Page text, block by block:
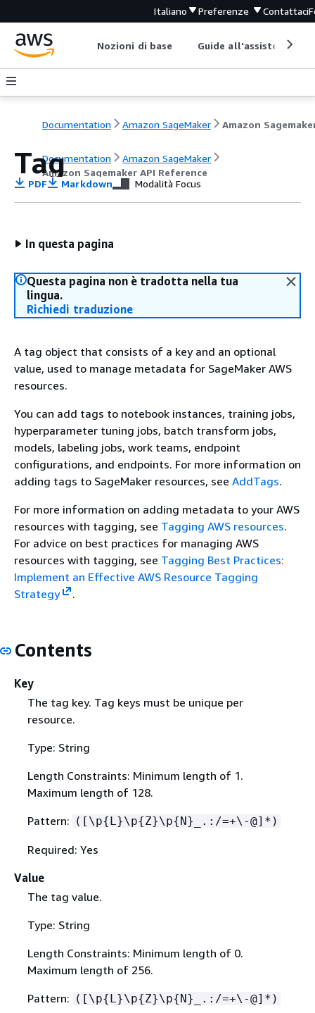
Italiano Preferenze Contattaci
Nozioni di base Guide all'assistenza
Documentation Amazon SageMaker
Documentation
Amazon SageMaker
Amazon Sagemaker API Reference
Tag
PDF Markdown Modalità Focus
In questa pagina
Questa pagina non è tradotta nella tua
lingua.
Richiedi traduzione
A tag object that consists of a key and an optional
value, used to manage metadata for SageMaker AWS
resources.
You can add tags to notebook instances, training jobs,
hyperparameter tuning jobs, batch transform jobs,
models, labeling jobs, work teams, endpoint
configurations, and endpoints. For more information on
adding tags to SageMaker resources, see AddTags.
For more information on adding metadata to your AWS
resources with tagging, see Tagging AWS resources.
For advice on best practices for managing AWS
resources with tagging, see Tagging Best Practices:
Implement an Effective AWS Resource Tagging
Strategy
.
Contents
Key
The tag key. Tag keys must be unique per
resource.
Type: String
Length Constraints: Minimum length of 1.
Maximum length of 128.
Pattern: ([\p{L}\p{Z}\p{N}_.:/=+\-@]*)
Required: Yes
Value
The tag value.
Type: String
Length Constraints: Minimum length of 0.
Maximum length of 256.
Pattern: ([\p{L}\p{Z}\p{N}_.:/=+\-@]*)